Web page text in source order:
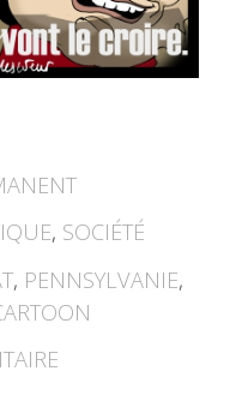
, SOCIÉTÉ
, PENNSYLVANIE,